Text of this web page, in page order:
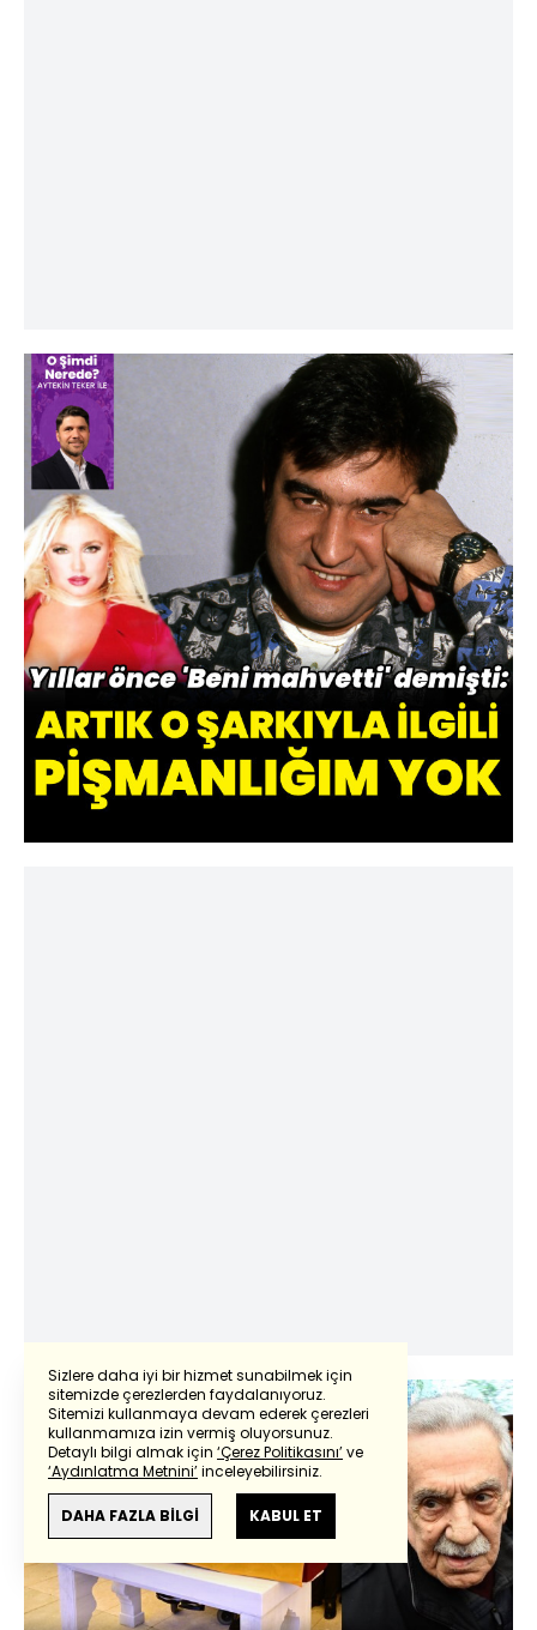
Sizlere daha iyi bir hizmet sunabilmek için
sitemizde çerezlerden faydalanıyoruz.
Sitemizi kullanmaya devam ederek çerezleri
kullanmamıza izin vermiş oluyorsunuz.
Detaylı bilgi almak için ‘Çerez Politikasını’ve
‘Aydınlatma Metnini’inceleyebilirsiniz.
DAHA FAZLA BİLGİ KABUL ET